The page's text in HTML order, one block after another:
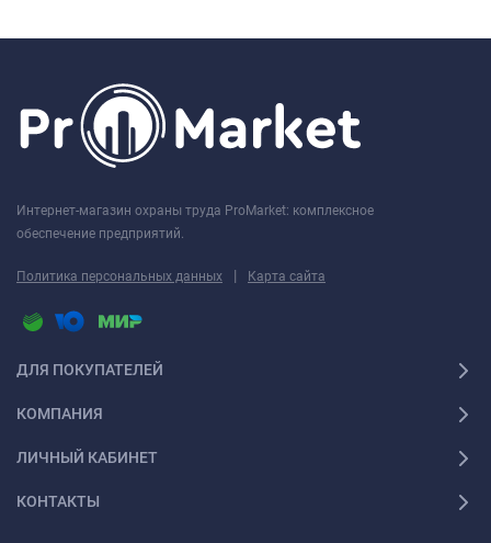
Интернет-магазин охраны труда ProMarket: комплексное
обеспечение предприятий.
Политика персональных данных | Карта сайта
ДЛЯ ПОКУПАТЕЛЕЙ
КОМПАНИЯ
ЛИЧНЫЙ КАБИНЕТ
КОНТАКТЫ